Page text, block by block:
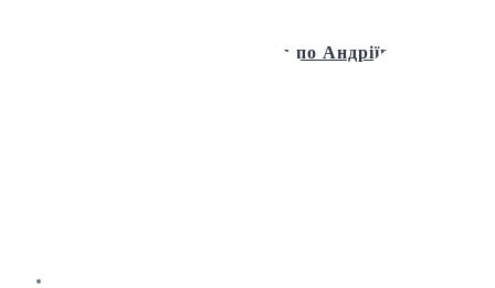
Віртуальна екскурсія по Андріївській